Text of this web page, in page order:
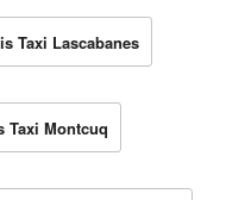
Taxi Lascabanes
Taxi Montcuq